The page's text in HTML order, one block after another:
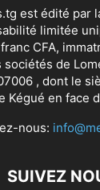
est édité par
limitée
CFA,
de
, dont le
Kégué en face
nous:
SUIVEZ